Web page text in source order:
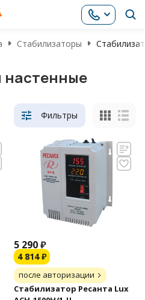
Стабилизаторы
настенные
Фильтры
5 290₽
4 814 ₽
после авторизации
Стабилизатор Ресанта Lux